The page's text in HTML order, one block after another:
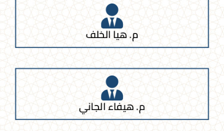
م. هيا الخلف
م. هيفاء الجاني